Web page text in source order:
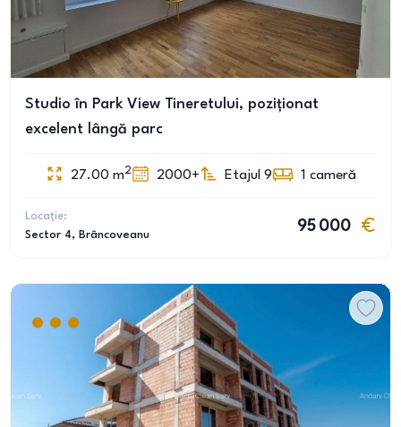
Studio în Park View Tineretului, poziționat
excelent lângă parc
27.00 m2 2000+ Etajul 9 1 cameră
Locație:
Sector 4, Brâncoveanu
95 000